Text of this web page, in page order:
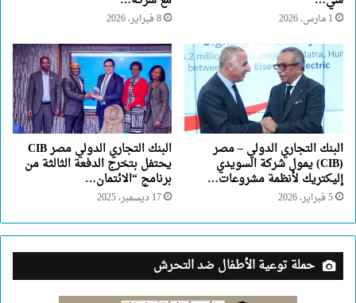
1 مارس، 2026 8 فبراير، 2026
البنك التجاري الدولي – مصر
(CIB) يمول شركة السويدي
إليكتريك لأنظمة مشروعات…
5 فبراير، 2026
البنك التجاري الدولي مصر CIB
يحتفل بتخرج الدفعة الثالثة من
برنامج “الائتمان…
17 ديسمبر، 2025
حملة توعية الأطفال ضد التحرش